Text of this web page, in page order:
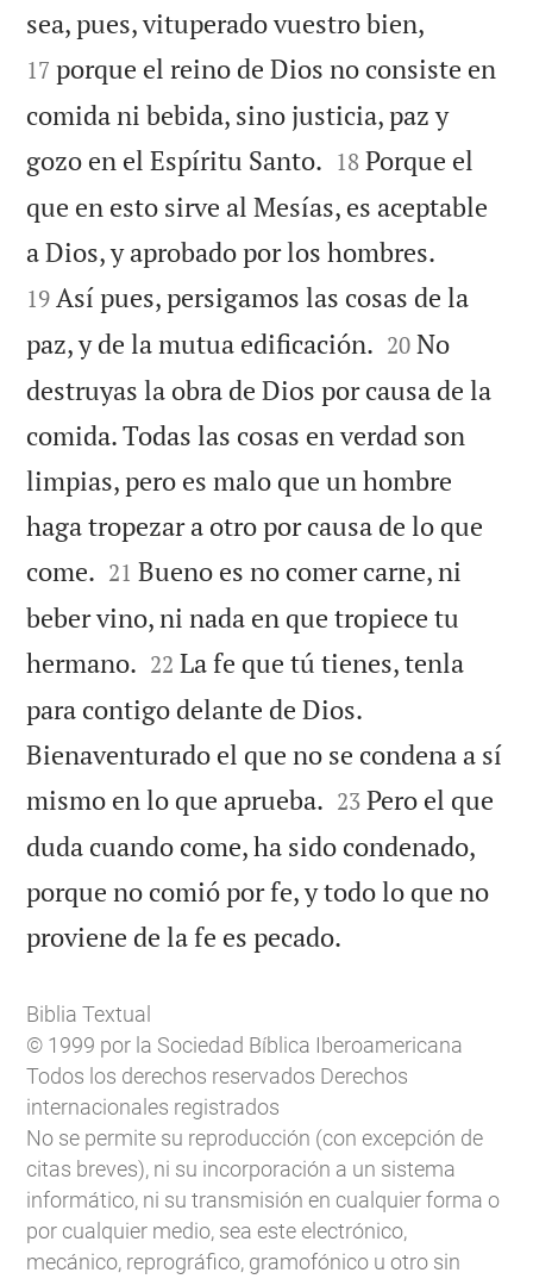
sea, pues, vituperado vuestro bien,
17 porque el reino de Dios no consiste en
comida ni bebida, sino justicia, paz y
gozo en el Espíritu Santo. 

18 Porque el
que en esto sirve al Mesías, es aceptable
a Dios, y aprobado por los hombres.
19 Así pues, persigamos las cosas de la
paz, y de la mutua edificación. 

20 No
destruyas la obra de Dios por causa de la
comida. Todas las cosas en verdad son
limpias, pero es malo que un hombre
haga tropezar a otro por causa de lo que
come. 

21 Bueno es no comer carne, ni
beber vino, ni nada en que tropiece tu
hermano. 

22 La fe que tú tienes, tenla
para contigo delante de Dios.
Bienaventurado el que no se condena a sí
mismo en lo que aprueba. 

23 Pero el que
duda cuando come, ha sido condenado,
porque no comió por fe, y todo lo que no
proviene de la fe es pecado.
Biblia Textual
© 1999 por la Sociedad Bíblica Iberoamericana
Todos los derechos reservados Derechos
internacionales registrados
No se permite su reproducción (con excepción de
citas breves), ni su incorporación a un sistema
informático, ni su transmisión en cualquier forma o
por cualquier medio, sea este electrónico,
mecánico, reprográfico, gramofónico u otro sin